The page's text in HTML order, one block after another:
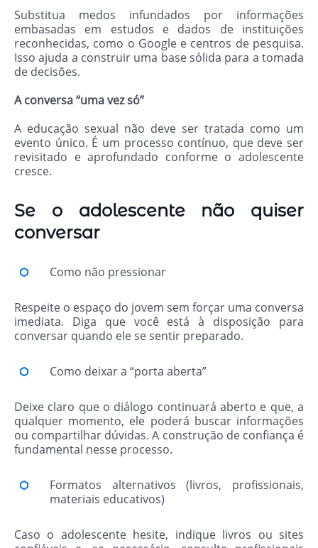
Substitua medos infundados por informações
embasadas em estudos e dados de instituições
reconhecidas, como o Google e centros de pesquisa.
Isso ajuda a construir uma base sólida para a tomada
de decisões.
A conversa “uma vez só”
A educação sexual não deve ser tratada como um
evento único. É um processo contínuo, que deve ser
revisitado e aprofundado conforme o adolescente
cresce.
Se o adolescente não quiser
conversar
Como não pressionar
Respeite o espaço do jovem sem forçar uma conversa
imediata. Diga que você está à disposição para
conversar quando ele se sentir preparado.
Como deixar a “porta aberta”
Deixe claro que o diálogo continuará aberto e que, a
qualquer momento, ele poderá buscar informações
ou compartilhar dúvidas. A construção de confiança é
fundamental nesse processo.
Formatos alternativos (livros, profissionais,
materiais educativos)
Caso o adolescente hesite, indique livros ou sites